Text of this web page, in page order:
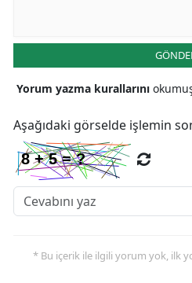
Yorum yazma kurallarını
Aşağıdaki görselde işlemin
* Bu içerik ile ilgili yorum yok, ilk